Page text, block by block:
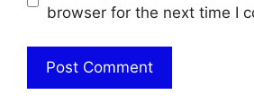
browser for the next time I